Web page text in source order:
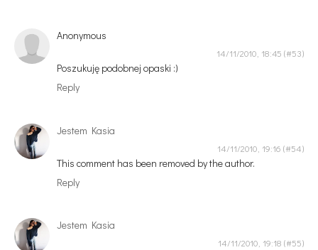
Anonymous
14/11/2010, 18:45
Poszukuję podobnej opaski :)
Reply
Jestem Kasia
14/11/2010, 19:16
This comment has been removed by the author.
Reply
Jestem Kasia
14/11/2010, 19:18